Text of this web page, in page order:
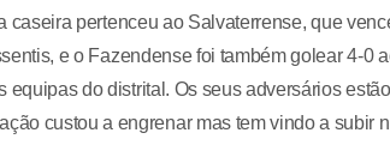
pertenceu ao Salvaterrense, que
e o Fazendense foi também golear 4-0
do distrital. Os seus adversários estão
custou a engrenar mas tem vindo a subir